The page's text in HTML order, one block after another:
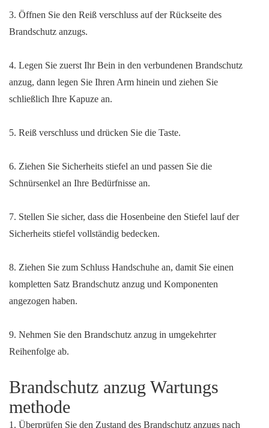
3. Öffnen Sie den Reiß verschluss auf der Rückseite des
Brandschutz anzugs.
4. Legen Sie zuerst Ihr Bein in den verbundenen Brandschutz
anzug, dann legen Sie Ihren Arm hinein und ziehen Sie
schließlich Ihre Kapuze an.
5. Reiß verschluss und drücken Sie die Taste.
6. Ziehen Sie Sicherheits stiefel an und passen Sie die
Schnürsenkel an Ihre Bedürfnisse an.
7. Stellen Sie sicher, dass die Hosenbeine den Stiefel lauf der
Sicherheits stiefel vollständig bedecken.
8. Ziehen Sie zum Schluss Handschuhe an, damit Sie einen
kompletten Satz Brandschutz anzug und Komponenten
angezogen haben.
9. Nehmen Sie den Brandschutz anzug in umgekehrter
Reihenfolge ab.
Brandschutz anzug Wartungs
methode
1. Überprüfen Sie den Zustand des Brandschutz anzugs nach